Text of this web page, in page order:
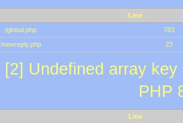
Line
/global.php
783
/newreply.php
23
[2] Undefined array
PHP
Line